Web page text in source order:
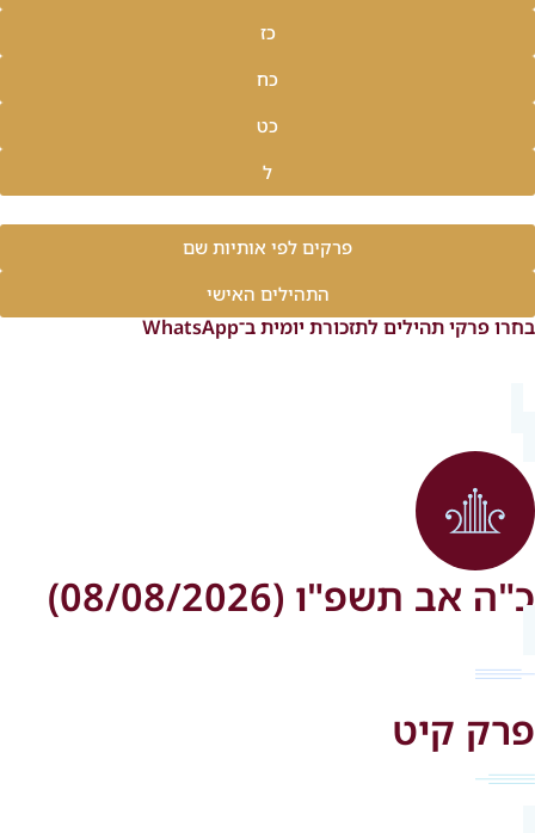
כז
כח
כט
ל
פרקים לפי אותיות שם
התהילים האישי
בחרו פרקי תהילים לתזכורת יומית ב־WhatsApp
כ"ה אב תשפ"ו (08/08/2026)
פרק קיט